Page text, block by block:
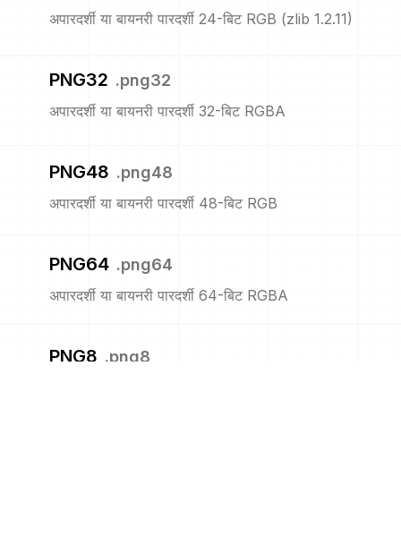
अपारदर्शी या बायनरी पारदर्शी 24-बिट RGB (zlib 1.2.11)
PNG32 .png32
अपारदर्शी या बायनरी पारदर्शी 32-बिट RGBA
PNG48 .png48
अपारदर्शी या बायनरी पारदर्शी 48-बिट RGB
PNG64 .png64
अपारदर्शी या बायनरी पारदर्शी 64-बिट RGBA
PNG8 .png8